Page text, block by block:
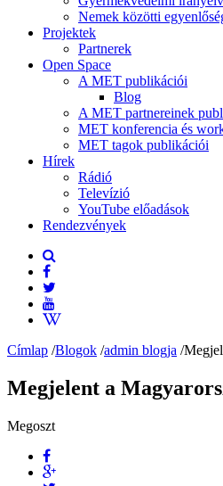
Nemek közötti
Projektek
Partnerek
Open Space
A MET publikációi
Blog
A MET partnereinek
MET konferencia és
MET tagok publikációi
Hírek
Rádió
Televízió
YouTube előadások
Rendezvények
Címlap /Blogok /admin blogja /
Megjelent a
Megoszt